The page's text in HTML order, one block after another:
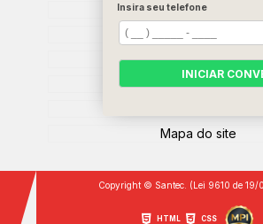
Home
Empresa
SERVIÇOS
Contato
Mapa do site
Copyright © Santec. (Lei 9610 de 19/
HTML CSS
Insira seu telefone
INICIAR